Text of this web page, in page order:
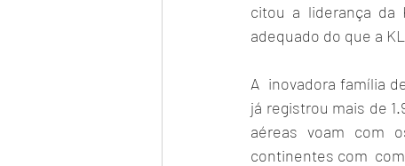
citou a liderança da
adequado do que a
A  inovadora família
já registrou mais de
aéreas voam com
continentes com